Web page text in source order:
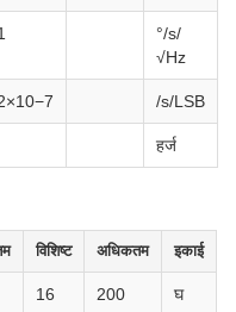
°/s/
√Hz
/s/LSB
हर्ज
विशिष्ट अधिकतम इकाई
16 200 घ